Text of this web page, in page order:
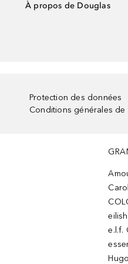
À propos de Douglas
Protection des données
Conditions générales
e.l.f.